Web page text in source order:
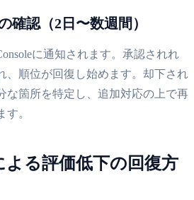
確認（2日〜数週間）
に通知されます。承認されれ
、順位が回復し始めます。却下され
な箇所を特定し、追加対応の上で再
。
る評価低下の回復方